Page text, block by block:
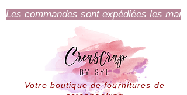
Les commandes sont expédiées les
Votre boutique de fournitures de